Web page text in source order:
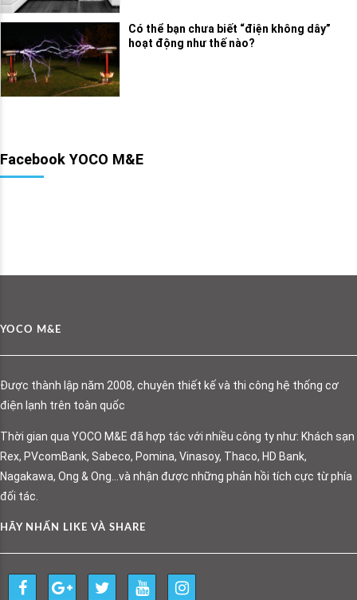
Có thể bạn chưa biết “điện không dây”
hoạt động như thế nào?
Facebook YOCO M&E
YOCO M&E
Được thành lập năm 2008, chuyên thiết kế và thi công hệ thống cơ
điện lạnh trên toàn quốc
Thời gian qua YOCO M&E đã hợp tác với nhiều công ty như: Khách sạn
Rex, PVcomBank, Sabeco, Pomina, Vinasoy, Thaco, HD Bank,
Nagakawa, Ong & Ong…và nhận được những phản hồi tích cực từ phía
đối tác.
HÃY NHẤN LIKE VÀ SHARE